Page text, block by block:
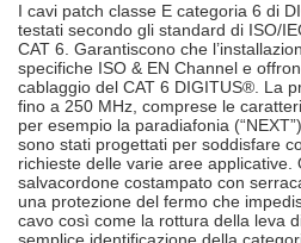
I cavi patch classe E categoria 6 di
testati secondo gli standard di ISO/
CAT 6. Garantiscono che
specifiche ISO & EN Channel e
cablaggio del CAT 6 DIGITUS®. La
fino a 250 MHz, comprese le
per esempio la paradiafonia
sono stati progettati per soddisfare
richieste delle varie aree applicative.
salvacordone costampato con
una protezione del fermo che
cavo così come la rottura della leva